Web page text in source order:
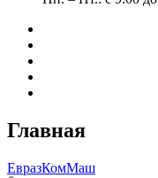
Главная
ЕвразКомМаш